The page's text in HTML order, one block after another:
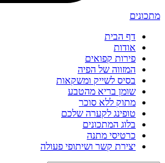
מתכונים
דף הבית
אודות
פירות קפואים
המזווה של הפיה
בסיס לשייק ומשקאות
שומן בריא מהטבע
מתוק ללא סוכר
טופינג לקערה שלכם
בלוג המתכונים
כרטיסי מתנה
יצירת קשר ושיתופי פעולה